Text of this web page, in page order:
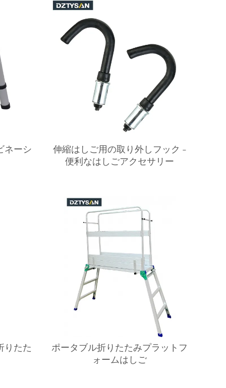
ネーシ
伸縮はしご用の取り外しフック -
便利なはしごアクセサリー
りたた
ポータブル折りたたみプラットフ
ォームはしご